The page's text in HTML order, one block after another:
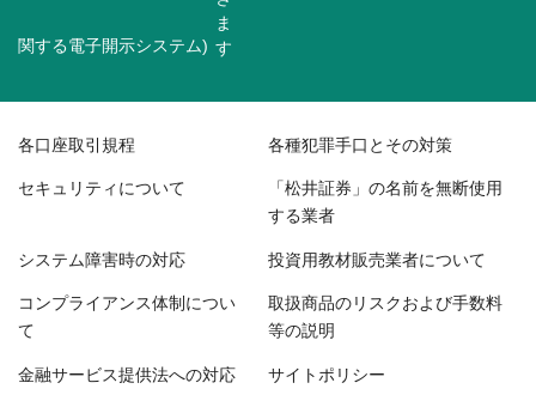
関する電子開示システム)
各口座取引規程 各種犯罪手口とその対策
セキュリティについて 「松井証券」の名前を無断使用
する業者
システム障害時の対応 投資用教材販売業者について
コンプライアンス体制につい
て
取扱商品のリスクおよび手数料
等の説明
金融サービス提供法への対応 サイトポリシー